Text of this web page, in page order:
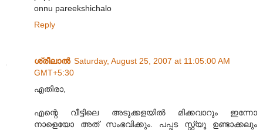
onnu pareekshichalo
Reply
ശ്രീലാല്‍ Saturday, August 25, 2007 at 11:05:00 AM
GMT+5:30
എതിരാ,
എന്റെ വീട്ടിലെ അടുക്കളയില്‍ മിക്കവാറും ഇന്നോ
നാളെയോ അത്‌ സംഭവിക്കും. പപ്പട സ്റ്റ്യൂ ഉണ്ടാക്കലും